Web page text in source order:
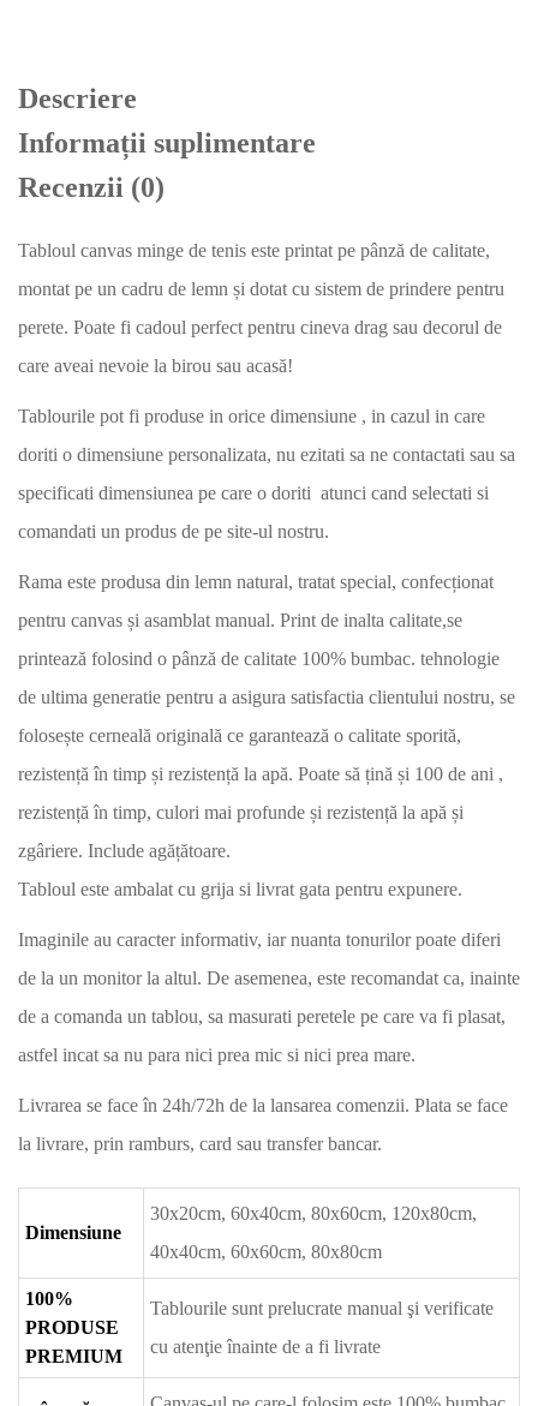
Descriere
Informații suplimentare
Recenzii (0)
Tabloul canvas minge de tenis este printat pe pânză de calitate,
montat pe un cadru de lemn și dotat cu sistem de prindere pentru
perete. Poate fi cadoul perfect pentru cineva drag sau decorul de
care aveai nevoie la birou sau acasă!
Tablourile pot fi produse in orice dimensiune , in cazul in care
doriti o dimensiune personalizata, nu ezitati sa ne contactati sau sa
specificati dimensiunea pe care o doriti atunci cand selectati si
comandati un produs de pe site-ul nostru.
Rama este produsa din lemn natural, tratat special, confecționat
pentru canvas și asamblat manual. Print de inalta calitate,se
printează folosind o pânză de calitate 100% bumbac. tehnologie
de ultima generatie pentru a asigura satisfactia clientului nostru, se
folosește cerneală originală ce garantează o calitate sporită,
rezistență în timp și rezistență la apă. Poate să țină și 100 de ani ,
rezistență în timp, culori mai profunde și rezistență la apă și
zgâriere. Include agățătoare.
Tabloul este ambalat cu grija si livrat gata pentru expunere.
Imaginile au caracter informativ, iar nuanta tonurilor poate diferi
de la un monitor la altul. De asemenea, este recomandat ca, inainte
de a comanda un tablou, sa masurati peretele pe care va fi plasat,
astfel incat sa nu para nici prea mic si nici prea mare.
Livrarea se face în 24h/72h de la lansarea comenzii. Plata se face
la livrare, prin ramburs, card sau transfer bancar.
Dimensiune
30x20cm, 60x40cm, 80x60cm, 120x80cm,
40x40cm, 60x60cm, 80x80cm
100%
PRODUSE
PREMIUM
Tablourile sunt prelucrate manual şi verificate
cu atenţie înainte de a fi livrate